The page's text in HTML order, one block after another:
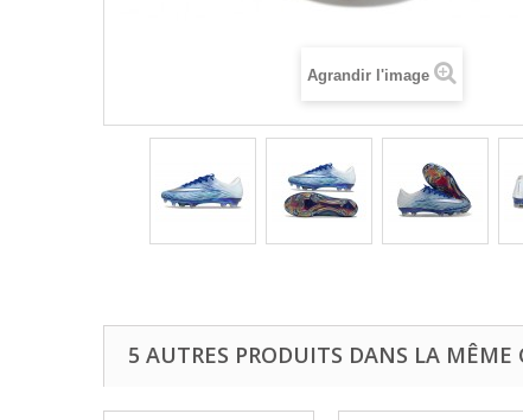
Agrandir l'image
5 AUTRES PRODUITS DANS LA MÊME